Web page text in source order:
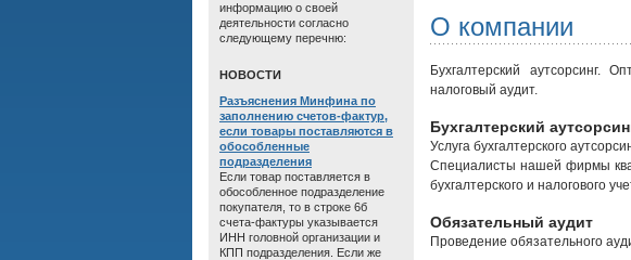
О компании
Бухгалтерский аутсорсинг.
налоговый аудит.
Бухгалтерский
Услуга бухгалтерского
Специалисты нашей фирмы
бухгалтерского и налогового
Обязательный аудит
Проведение обязательного
информацию о своей
деятельности согласно
следующему перечню:
HОВОСТИ
Разъяснения Минфина по
заполнению счетов-фактур,
если товары поставляются в
обособленные
подразделения
Если товар поставляется в
обособленное подразделение
покупателя, то в строке 6б
счета-фактуры указывается
ИНН головной организации и
КПП подразделения. Если же